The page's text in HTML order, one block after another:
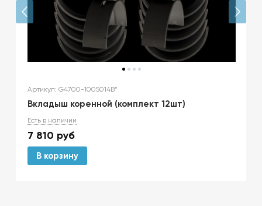
Артикул: G4700-1005014B*
Вкладыш коренной (комплект 12шт)
Есть в наличии
7 810 руб
В корзину